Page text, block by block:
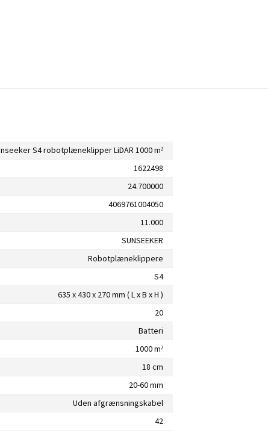
S4 robotplæneklipper LiDAR 1000 m²
1622498
24.700000
4069761004050
11.000
SUNSEEKER
Robotplæneklippere
S4
635 x 430 x 270 mm ( L x B x H )
20
Batteri
1000 m²
18 cm
20-60 mm
Uden afgrænsningskabel
42